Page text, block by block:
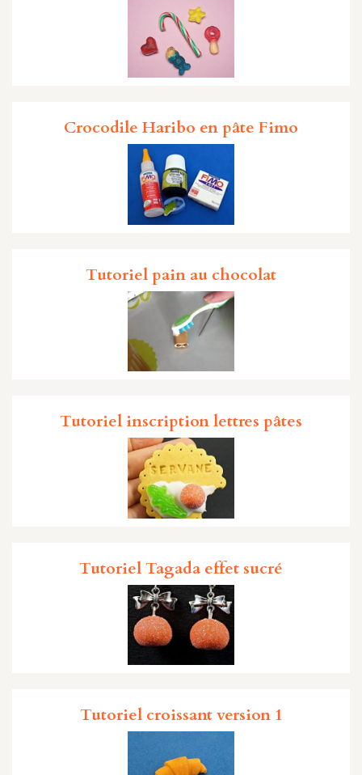
Crocodile Haribo en pâte Fimo
Tutoriel pain au chocolat
Tutoriel inscription lettres pâtes
Tutoriel Tagada effet sucré
Tutoriel croissant version 1